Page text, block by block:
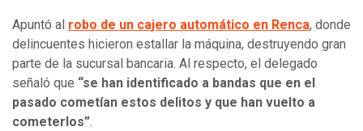
Apuntó al robo de un cajero automático en Renca, donde
delincuentes hicieron estallar la máquina, destruyendo gran
parte de la sucursal bancaria. Al respecto, el delegado
señaló que “se han identificado a bandas que en el
pasado cometían estos delitos y que han vuelto a
cometerlos”.